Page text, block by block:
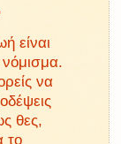
είναι
να
θες,
το